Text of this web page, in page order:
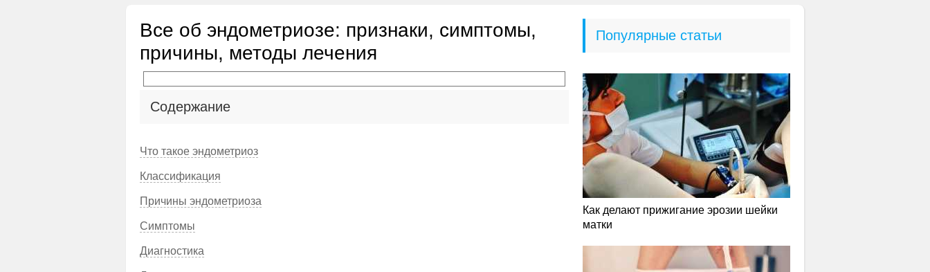
Все об эндометриозе: признаки, симптомы,
причины, методы лечения
Содержание
Что такое эндометриоз
Классификация
Причины эндометриоза
Симптомы
Диагностика
Популярные статьи
Как делают прижигание эрозии шейки
матки